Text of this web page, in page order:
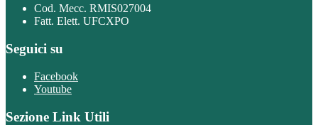
Cod. Mecc. RMIS027004
Fatt. Elett. UFCXPO
Seguici su
Facebook
Youtube
Sezione Link Utili